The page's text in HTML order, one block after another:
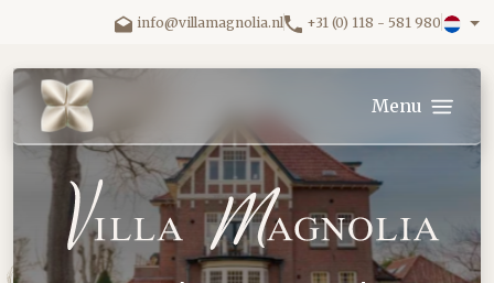
Ga direct naar inhoud.info@villamagnolia.nl +31 (0) 118 - 581 980
Villa Magnolia logo Menu